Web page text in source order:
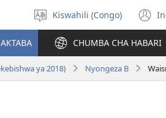
Chagua
luga
Kiswahili (Congo)
CHUMBA CHA HABARI
ya 2018) Nyongeza B